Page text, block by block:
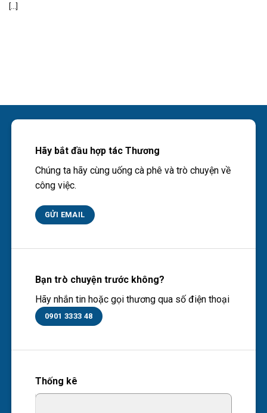
[...]
Hãy bắt đầu hợp tác Thương
Chúng ta hãy cùng uống cà phê và trò chuyện về
công việc.
GỬI EMAIL
Bạn trò chuyện trước không?
Hãy nhắn tin hoặc gọi thương qua số điện thoại
0901 3333 48
Thống kê